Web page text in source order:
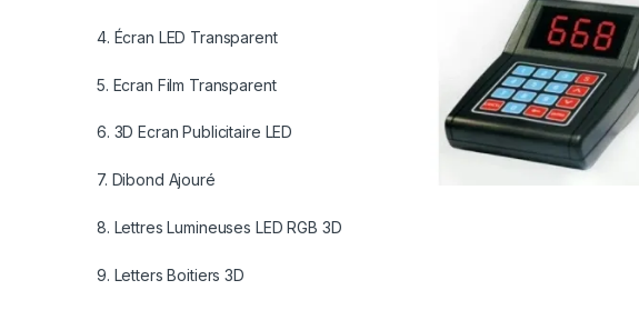
4. Écran LED Transparent
5. Ecran Film Transparent
6. 3D Ecran Publicitaire LED
7. Dibond Ajouré
8. Lettres Lumineuses LED RGB 3D
9. Letters Boitiers 3D